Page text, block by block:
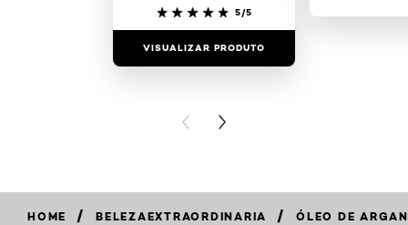
5/5
VISUALIZAR PRODUTO
PREVIOUS CARD
NEXT CARD
HOME / BELEZAEXTRAORDINARIA / ÓLEO DE